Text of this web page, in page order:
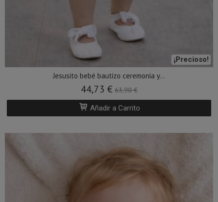
¡Precioso!
Jesusito bebé bautizo ceremonia y...
44,73 €63,90 €
Añadir a Carrito